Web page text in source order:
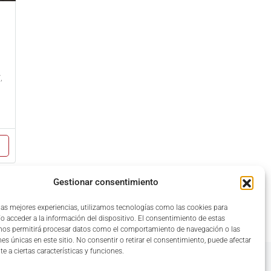
Gestionar consentimiento
mejores experiencias, utilizamos tecnologías como las cookies para
acceder a la información del dispositivo. El consentimiento de estas
permitirá procesar datos como el comportamiento de navegación o las
únicas en este sitio. No consentir o retirar el consentimiento, puede afectar
a ciertas características y funciones.